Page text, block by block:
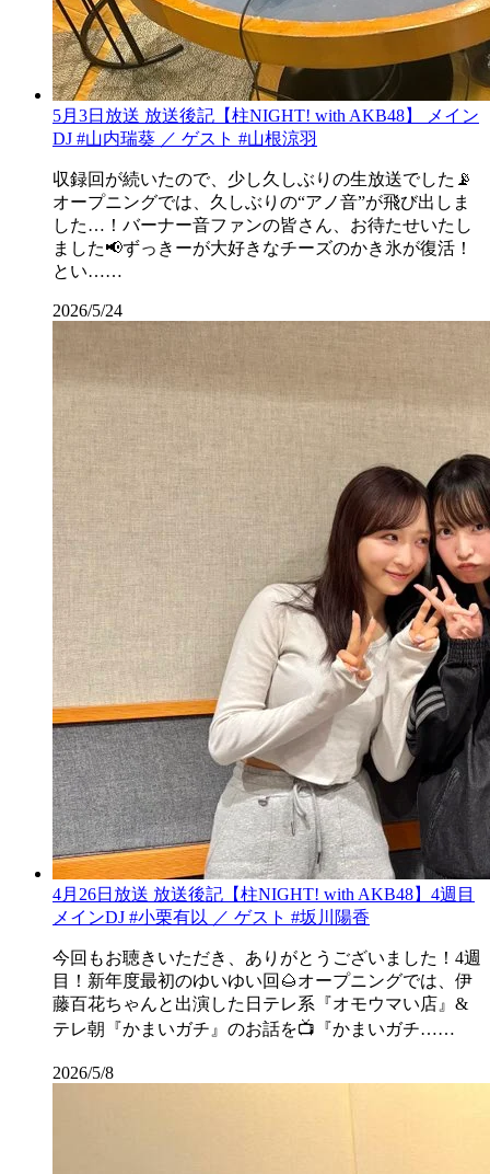
5月3日放送 放送後記【柱NIGHT! with AKB48】 メイン
DJ #山内瑞葵 ／ ゲスト #山根涼羽
収録回が続いたので、少し久しぶりの生放送でした📡
オープニングでは、久しぶりの“アノ音”が飛び出しま
した…！バーナー音ファンの皆さん、お待たせいたし
ました📢ずっきーが大好きなチーズのかき氷が復活！
とい……
2026/5/24
4月26日放送 放送後記【柱NIGHT! with AKB48】4週目
メインDJ #小栗有以 ／ ゲスト #坂川陽香
今回もお聴きいただき、ありがとうございました！4週
目！新年度最初のゆいゆい回🌰オープニングでは、伊
藤百花ちゃんと出演した日テレ系『オモウマい店』&
テレ朝『かまいガチ』のお話を📺『かまいガチ……
2026/5/8